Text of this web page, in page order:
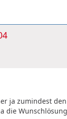
ja zumindest
die